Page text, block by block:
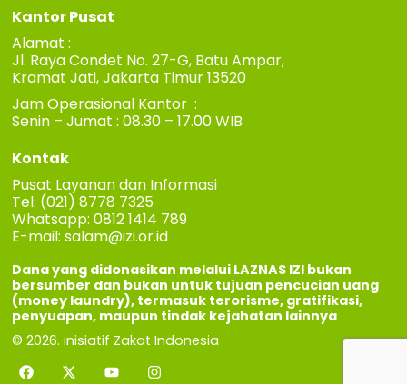
Kantor Pusat
Alamat :
Jl. Raya Condet No. 27-G, Batu Ampar,
Kramat Jati, Jakarta Timur 13520
Jam Operasional Kantor :
Senin – Jumat : 08.30 – 17.00 WIB
Kontak
Pusat Layanan dan Informasi
Tel: (021) 8778 7325
Whatsapp: 0812 1414 789
E-mail:salam@izi.or.id
Dana yang didonasikan melalui LAZNAS IZI bukan
bersumber dan bukan untuk tujuan pencucian uang
(money laundry), termasuk terorisme, gratifikasi,
penyuapan, maupun tindak kejahatan lainnya
© 2026. inisiatif Zakat Indonesia